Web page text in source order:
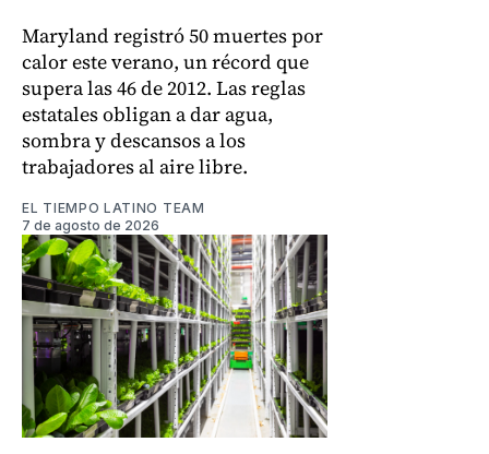
Maryland registró 50 muertes por
calor este verano, un récord que
supera las 46 de 2012. Las reglas
estatales obligan a dar agua,
sombra y descansos a los
trabajadores al aire libre.
EL TIEMPO LATINO TEAM
7 de agosto de 2026